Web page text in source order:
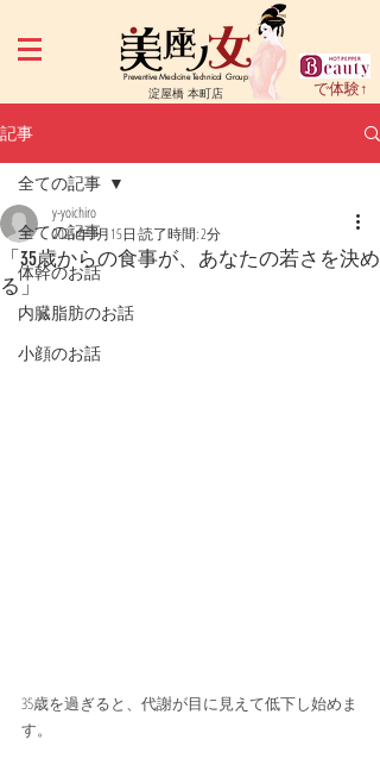
Preventive Medicine Technical Group
淀屋橋 本町店 で体験↑
記事
全ての記事
体幹のお話
内臓脂肪のお話
小顔のお話
全ての記事
「35歳からの食事が、あなたの若さを決め
る」
y-yoichiro
2025年3月15日 読了時間: 2分
35歳を過ぎると、代謝が目に見えて低下し始めま
す。